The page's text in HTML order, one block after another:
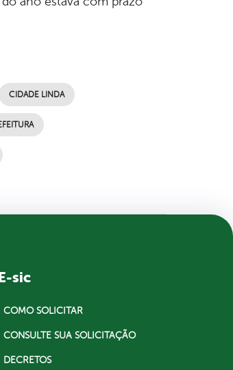
CIDADE LINDA
sic
COMO SOLICITAR
CONSULTE SUA SOLICITAÇÃO
DECRETOS